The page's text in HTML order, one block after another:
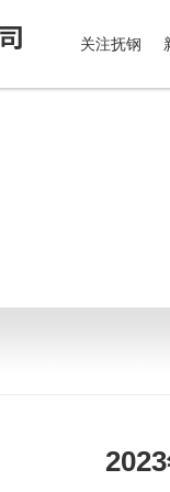
关注抚钢